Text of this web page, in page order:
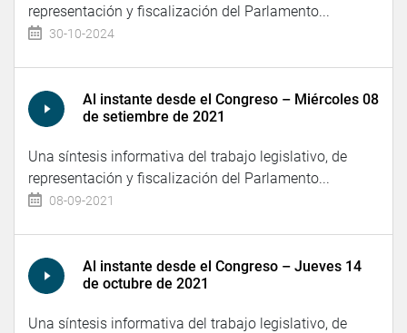
representación y fiscalización del Parlamento...
30-10-2024
Al instante desde el Congreso – Miércoles 08
de setiembre de 2021
Una síntesis informativa del trabajo legislativo, de
representación y fiscalización del Parlamento...
08-09-2021
Al instante desde el Congreso – Jueves 14
de octubre de 2021
Una síntesis informativa del trabajo legislativo, de